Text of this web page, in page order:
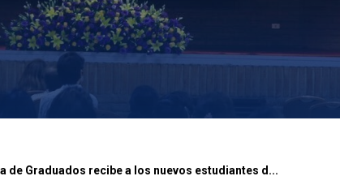
de Graduados recibe a los nuevos estudiantes d...